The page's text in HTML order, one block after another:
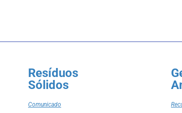
Resíduos
Sólidos
Comunicado